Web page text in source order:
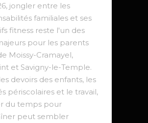
jongler entre les
familiales et ses
fitness reste l'un des
pour les parents
Moissy-Cramayel,
et Savigny-le-Temple.
devoirs des enfants, les
périscolaires et le travail,
du temps pour
peut sembler